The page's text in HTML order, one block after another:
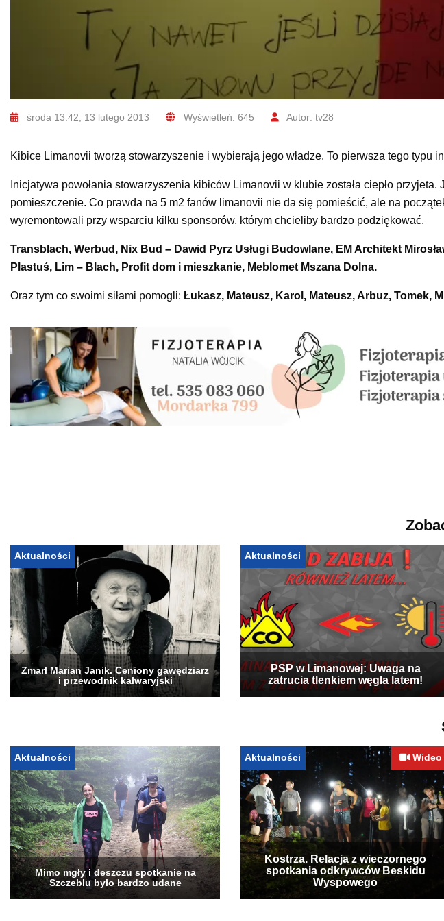
środa 13:42, 13 lutego 2013 Wyświetleń: 645 Autor: tv28
Kibice Limanovii tworzą stowarzyszenie i wybierają jego władze. To pierwsza tego typu
Inicjatywa powołania stowarzyszenia kibiców Limanovii w klubie została ciepło przyjeta.
pomieszczenie. Co prawda na 5 m2 fanów limanovii nie da się pomieścić, ale na
wyremontowali przy wsparciu kilku sponsorów, którym chcieliby bardzo podziękować.
Transblach, Werbud, Nix Bud – Dawid Pyrz Usługi Budowlane, EM Architekt
Plastuś, Lim – Blach, Profit dom i mieszkanie, Meblomet Mszana Dolna.
Oraz tym co swoimi siłami pomogli: Łukasz, Mateusz, Karol, Mateusz, Arbuz, Tomek,
Aktualności
Zmarł Marian Janik. Ceniony gawędziarz
i przewodnik kalwaryjski
Aktualności
PSP w Limanowej: Uwaga na
zatrucia tlenkiem węgla latem!
Aktualności
Mimo mgły i deszczu spotkanie na
Szczeblu było bardzo udane
Aktualności Wideo
Kostrza. Relacja z wieczornego
spotkania odkrywców Beskidu
Wyspowego